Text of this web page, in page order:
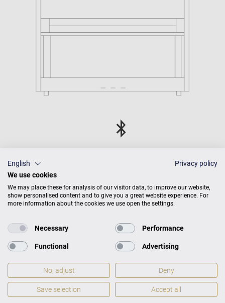
optional
English
Privacy policy
We use cookies
We may place these for analysis of our visitor data, to improve our website,
show personalised content and to give you a great website experience. For
more information about the cookies we use open the settings.
Necessary Performance
Functional Advertising
No, adjust Deny
Save selection Accept all